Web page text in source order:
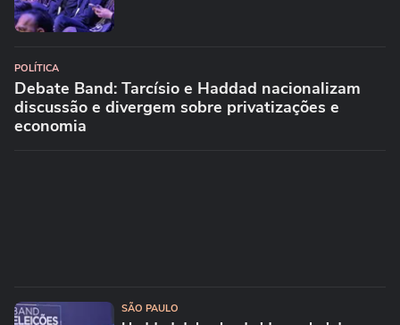
POLÍTICA
Debate Band: Tarcísio e Haddad nacionalizam
discussão e divergem sobre privatizações e
economia
SÃO PAULO